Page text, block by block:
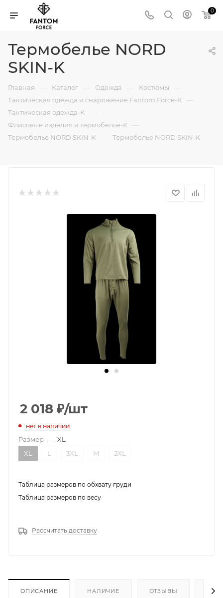
0
Термобелье NORD
SKIN-K
Главная — Каталог — Одежда — Костюмы —
Тактическая одежда и снаряжение Fantom Force-К —
Тактическая одежда-К —
Флисовые изделия и термобелье-К —
Термобелье NORD SKIN-К — Термобелье NORD SKIN-K
2 018 ₽/шт
нет в наличии
Размер — XL
XL
L 3XL M 2XL
Таблица размеров по обхвату груди
Таблица размеров по весу
Рассчитать доставку
ОПИСАНИЕ НАЛИЧИЕ ОТЗЫВЫ